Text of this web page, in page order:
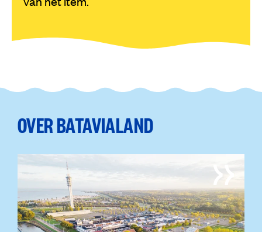
OVER BATAVIALAND